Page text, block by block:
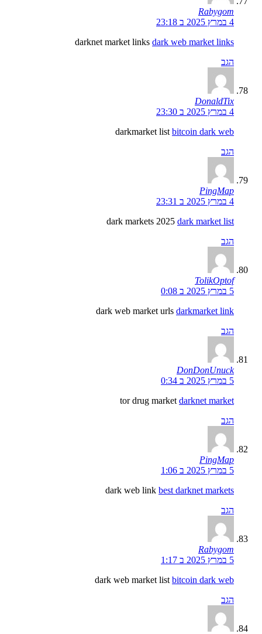
Rabygom
4 במרץ 2025 ב 23:18
darknet market links dark web market links
הגב
DonaldTix
4 במרץ 2025 ב 23:30
darkmarket list bitcoin dark web
הגב
PingMap
4 במרץ 2025 ב 23:31
dark markets 2025 dark market list
הגב
TolikOptof
5 במרץ 2025 ב 0:08
dark web market urls darkmarket link
הגב
DonDonUnuck
5 במרץ 2025 ב 0:34
tor drug market darknet market
הגב
PingMap
5 במרץ 2025 ב 1:06
dark web link best darknet markets
הגב
Rabygom
5 במרץ 2025 ב 1:17
dark web market list bitcoin dark web
הגב